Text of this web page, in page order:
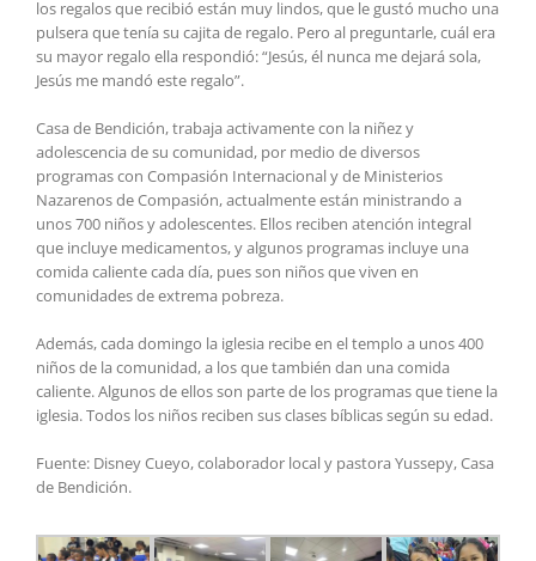
los regalos que recibió están muy lindos, que le gustó mucho una
pulsera que tenía su cajita de regalo. Pero al preguntarle, cuál era
su mayor regalo ella respondió: “Jesús, él nunca me dejará sola,
Jesús me mandó este regalo”.
Casa de Bendición, trabaja activamente con la niñez y
adolescencia de su comunidad, por medio de diversos
programas con Compasión Internacional y de Ministerios
Nazarenos de Compasión, actualmente están ministrando a
unos 700 niños y adolescentes. Ellos reciben atención integral
que incluye medicamentos, y algunos programas incluye una
comida caliente cada día, pues son niños que viven en
comunidades de extrema pobreza.
Además, cada domingo la iglesia recibe en el templo a unos 400
niños de la comunidad, a los que también dan una comida
caliente. Algunos de ellos son parte de los programas que tiene la
iglesia. Todos los niños reciben sus clases bíblicas según su edad.
Fuente: Disney Cueyo, colaborador local y pastora Yussepy, Casa
de Bendición.